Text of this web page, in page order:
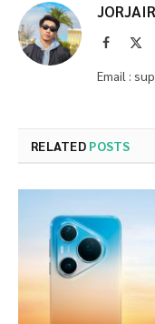
JORJAIR
Facebook
Email :
RELATED POSTS